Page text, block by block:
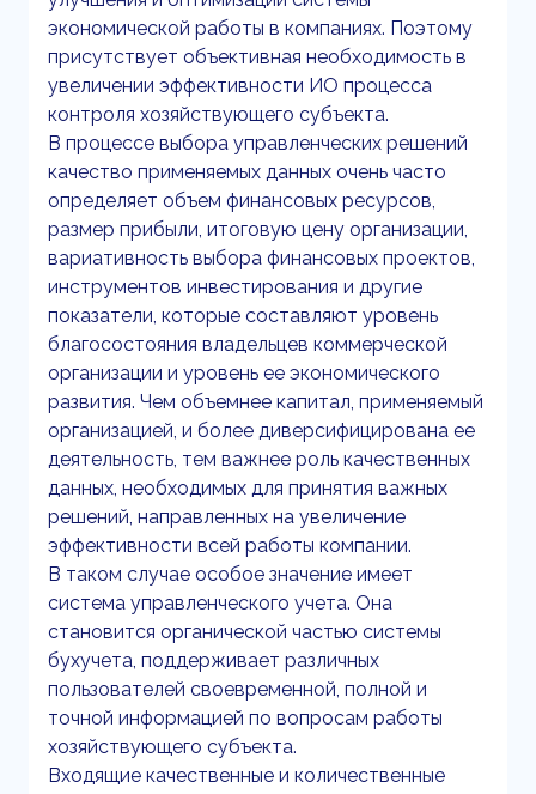
экономической работы в компаниях. Поэтому
присутствует объективная необходимость в
увеличении эффективности ИО процесса
контроля хозяйствующего субъекта.
В процессе выбора управленческих решений
качество применяемых данных очень часто
определяет объем финансовых ресурсов,
размер прибыли, итоговую цену организации,
вариативность выбора финансовых проектов,
инструментов инвестирования и другие
показатели, которые составляют уровень
благосостояния владельцев коммерческой
организации и уровень ее экономического
развития. Чем объемнее капитал, применяемый
организацией, и более диверсифицирована ее
деятельность, тем важнее роль качественных
данных, необходимых для принятия важных
решений, направленных на увеличение
эффективности всей работы компании.
В таком случае особое значение имеет
система управленческого учета. Она
становится органической частью системы
бухучета, поддерживает различных
пользователей своевременной, полной и
точной информацией по вопросам работы
хозяйствующего субъекта.
Входящие качественные и количественные